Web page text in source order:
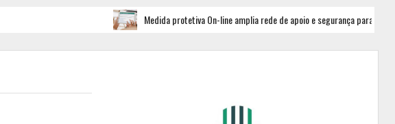
Medida protetiva On-line amplia rede de apoio e segurança para mulheres em